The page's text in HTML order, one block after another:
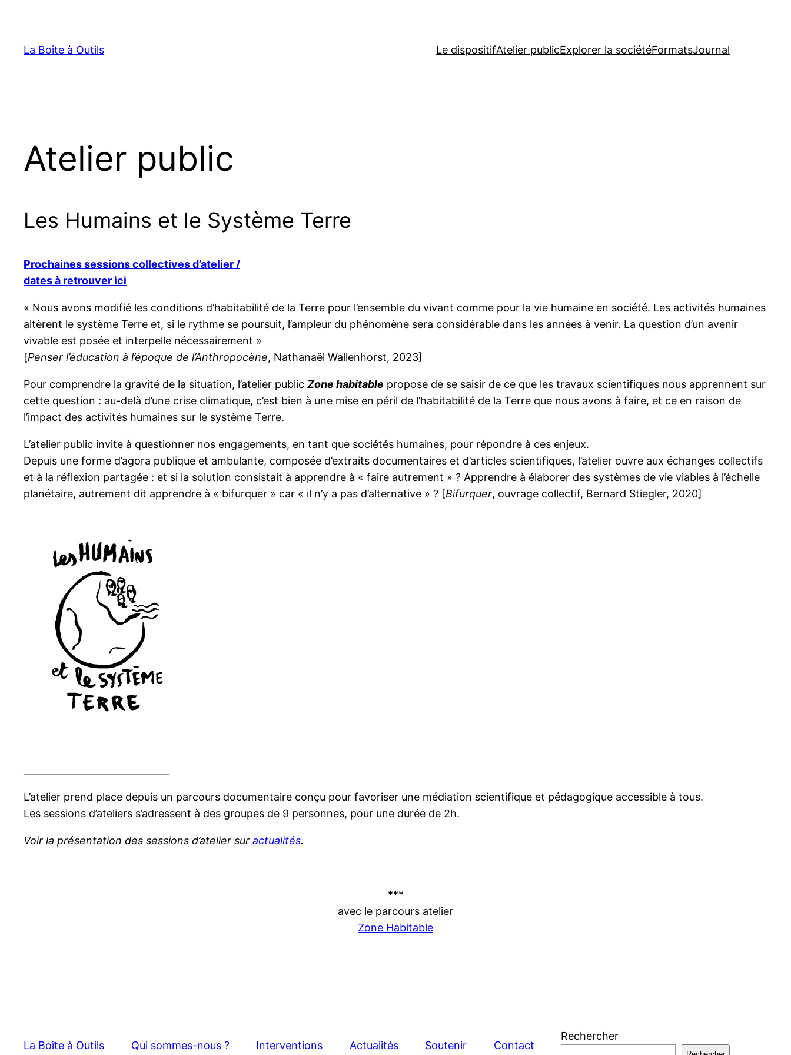
contenu
La Boîte à Outils Le dispositifAtelier publicExplorer la sociétéFormatsJournal
Atelier public
Les Humains et le Système Terre
Prochaines sessions collectives d’atelier /
dates à retrouver ici
« Nous avons modifié les conditions d’habitabilité de la Terre pour l’ensemble du vivant comme pour la vie humaine en société. Les activités humaines
altèrent le système Terre et, si le rythme se poursuit, l’ampleur du phénomène sera considérable dans les années à venir. La question d’un avenir
vivable est posée et interpelle nécessairement »
[Penser l’éducation à l’époque de l’Anthropocène, Nathanaël Wallenhorst, 2023]
Pour comprendre la gravité de la situation, l’atelier public Zone habitable propose de se saisir de ce que les travaux scientifiques nous apprennent sur
cette question : au-delà d’une crise climatique, c’est bien à une mise en péril de l’habitabilité de la Terre que nous avons à faire, et ce en raison de
l’impact des activités humaines sur le système Terre.
L’atelier public invite à questionner nos engagements, en tant que sociétés humaines, pour répondre à ces enjeux.
Depuis une forme d’agora publique et ambulante, composée d’extraits documentaires et d’articles scientifiques, l’atelier ouvre aux échanges collectifs
et à la réflexion partagée : et si la solution consistait à apprendre à « faire autrement » ? Apprendre à élaborer des systèmes de vie viables à l’échelle
planétaire, autrement dit apprendre à « bifurquer » car « il n’y a pas d’alternative » ? [Bifurquer, ouvrage collectif, Bernard Stiegler, 2020]
L’atelier prend place depuis un parcours documentaire conçu pour favoriser une médiation scientifique et pédagogique accessible à tous.
Les sessions d’ateliers s’adressent à des groupes de 9 personnes, pour une durée de 2h.
Voir la présentation des sessions d’atelier sur actualités.
***
avec le parcours atelier
Zone Habitable
La Boîte à Outils Qui sommes-nous ? Interventions Actualités Soutenir Contact
Rechercher